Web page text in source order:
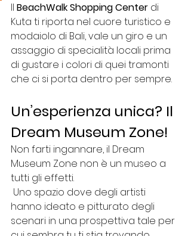
Il BeachWalk Shopping Center di
Kuta ti riporta nel cuore turistico e
modaiolo di Bali, vale un giro e un
assaggio di specialità locali prima
di gustare i colori di quei tramonti
che ci si porta dentro per sempre.
Un’esperienza unica? Il
Dream Museum Zone!
Non farti ingannare, il Dream
Museum Zone non è un museo a
tutti gli effetti.
hanno ideato e pitturato degli
scenari in una prospettiva tale per